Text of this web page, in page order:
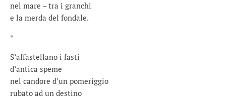
nel mare – tra i granchi
e la merda del fondale.
*
S’affastellano i fasti
d’antica speme
nel candore d’un pomeriggio
rubato ad un destino